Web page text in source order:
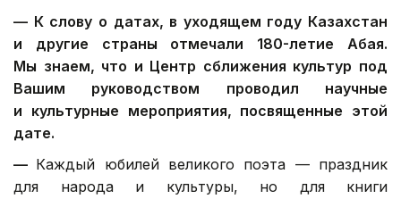
— К слову о датах, в уходящем году Казахстан
и другие страны отмечали 180-летие Абая.
Мы знаем, что и Центр сближения культур под
Вашим руководством проводил научные
и культурные мероприятия, посвященные этой
дате.
— Каждый юбилей великого поэта — праздник
для народа и культуры, но для книги